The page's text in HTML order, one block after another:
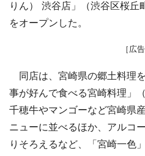
りん） 渋谷店」（渋谷区桜丘
をオープンした。
［広告
同店は、宮崎県の郷土料理
事が好んで食べる宮崎料理」
千穂牛やマンゴーなど宮崎県
ニューに並べるほか、アルコ
りそろえるなど、「宮崎一色